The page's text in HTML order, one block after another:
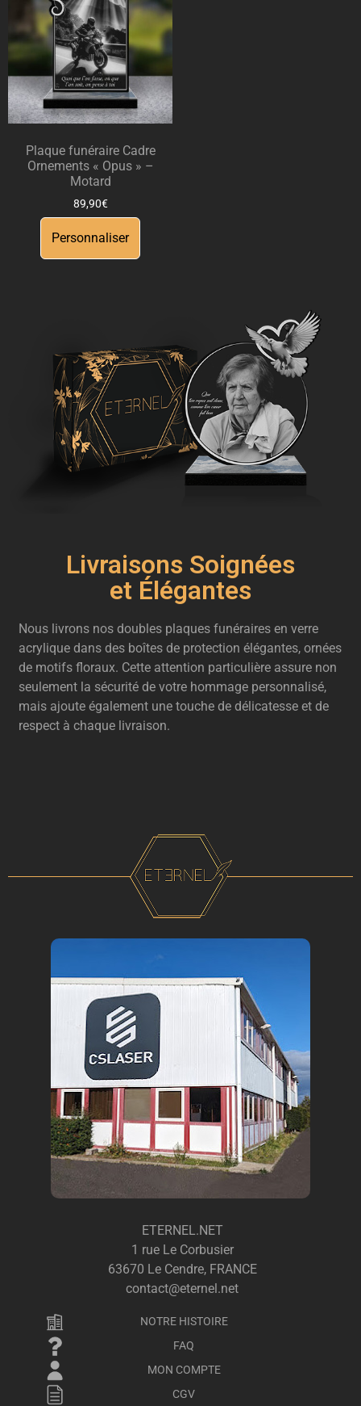
Plaque funéraire Cadre
Ornements « Opus » –
Motard
89,90€
Personnaliser
Livraisons Soignées
et Élégantes
Nous livrons nos doubles plaques funéraires en verre
acrylique dans des boîtes de protection élégantes, ornées
de motifs floraux. Cette attention particulière assure non
seulement la sécurité de votre hommage personnalisé,
mais ajoute également une touche de délicatesse et de
respect à chaque livraison.
ETERNEL.NET
1 rue Le Corbusier
63670 Le Cendre, FRANCE
contact@eternel.net
NOTRE HISTOIRE
FAQ
MON COMPTE
CGV